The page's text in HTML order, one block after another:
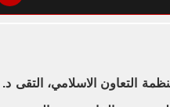
التعاون الاسلامي، التقى د.